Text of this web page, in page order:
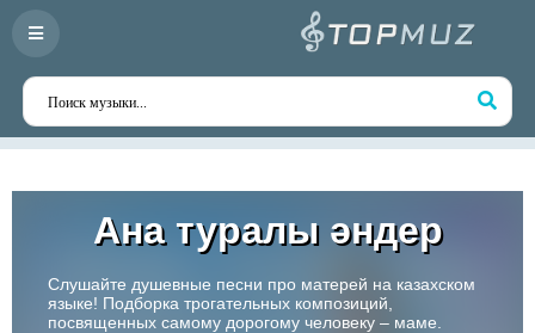
Ана туралы әндер
Слушайте душевные песни про матерей на казахском
языке! Подборка трогательных композиций,
посвященных самому дорогому человеку – маме.